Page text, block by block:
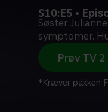
S10:E5 •
Søster
symptomer.
Prøv TV
*Kræver pakken